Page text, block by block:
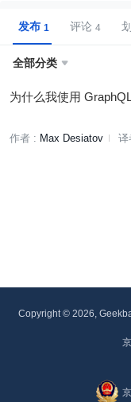
发布 评论
全部分类 
为什么我使用
作者 : Max Desiatov 译
Copyright © 2026,